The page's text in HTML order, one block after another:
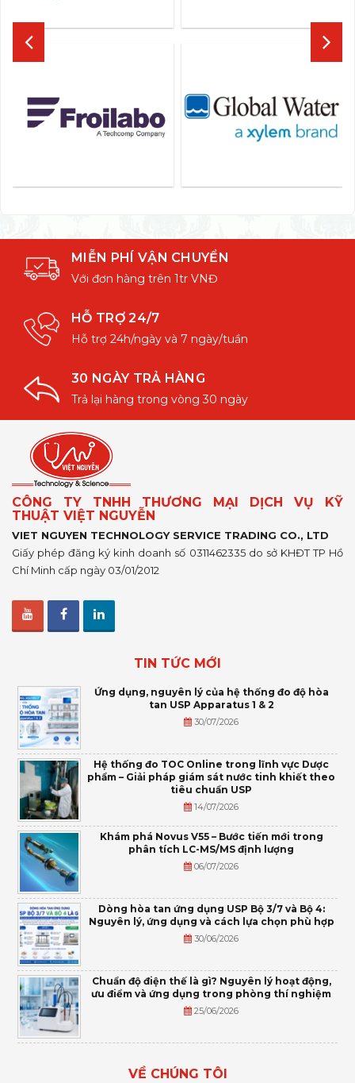
MIỄN PHÍ VẬN CHUYỂN
Với đơn hàng trên 1tr VNĐ
HỖ TRỢ 24/7
Hỗ trợ 24h/ngày và 7 ngày/tuần
30 NGÀY TRẢ HÀNG
Trả lại hàng trong vòng 30 ngày
CÔNG TY TNHH THƯƠNG MẠI DỊCH VỤ KỸ
THUẬT VIỆT NGUYỄN
VIET NGUYEN TECHNOLOGY SERVICE TRADING CO., LTD
Giấy phép đăng ký kinh doanh số 0311462335 do sở KHĐT TP Hồ
Chí Minh cấp ngày 03/01/2012
TIN TỨC MỚI
Ứng dụng, nguyên lý của hệ thống đo độ hòa
tan USP Apparatus 1 & 2
30/07/2026
Hệ thống đo TOC Online trong lĩnh vực Dược
phẩm – Giải pháp giám sát nước tinh khiết theo
tiêu chuẩn USP
14/07/2026
Khám phá Novus V55 – Bước tiến mới trong
phân tích LC-MS/MS định lượng
06/07/2026
Dòng hòa tan ứng dụng USP Bộ 3/7 và Bộ 4:
Nguyên lý, ứng dụng và cách lựa chọn phù hợp
30/06/2026
Chuẩn độ điện thế là gì? Nguyên lý hoạt động,
ưu điểm và ứng dụng trong phòng thí nghiệm
25/06/2026
VỀ CHÚNG TÔI